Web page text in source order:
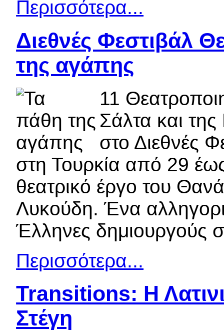
Περισσότερα...
Διεθνές Φεστιβάλ
της αγάπης
11
Σάλτα και
στο Διεθνές
στη Τουρκία από 29
θεατρικό έργο του
Λυκούδη. Ένα
Έλληνες δημιουργούς
Περισσότερα...
Transitions: Η
Στέγη